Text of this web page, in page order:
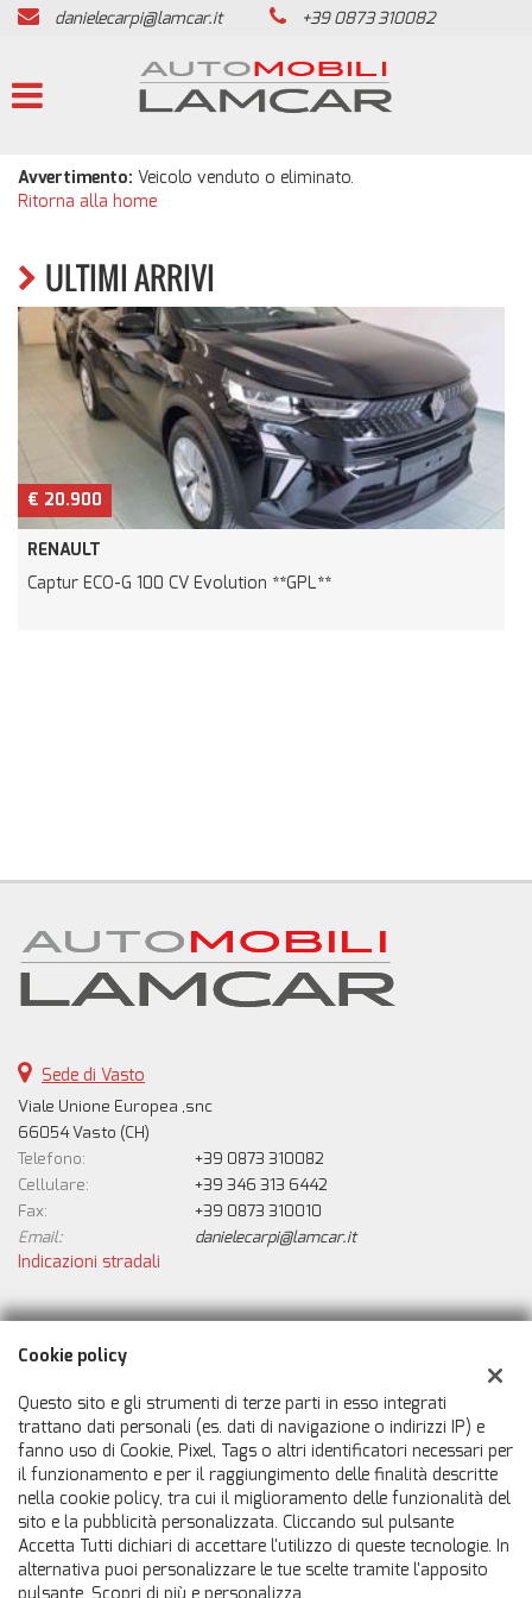
HOME
LISTA VEICOLI
PRESENTAZIONE
SERVIZI
ASSISTENZA
REVISIONE VEICOLI
CONTATTI
NEGOZIO EBAY
danielecarpi@lamcar.it +39 0873 310082
Avvertimento: Veicolo venduto o eliminato.
Ritorna alla home
ULTIMI ARRIVI
€ 20.900
RENAULT
Captur ECO-G 100 CV Evolution **GPL**
Sede di Vasto
Viale Unione Europea ,snc
66054 Vasto (CH)
Telefono:
+39 0873 310082
Cellulare:
+39 346 313 6442
Fax:
+39 0873 310010
Email:
danielecarpi@lamcar.it
Indicazioni stradali
Dati fiscali:
Automobili Lamcar Srl
Viale Unione Europea ,snc, Vasto (CH)
C.F/P.IVA: 02769510690
Registro delle imprese:CH
Cookie policy
Questo sito e gli strumenti di terze parti in esso integrati
trattano dati personali (es. dati di navigazione o indirizzi IP) e
fanno uso di Cookie, Pixel, Tags o altri identificatori necessari per
il funzionamento e per il raggiungimento delle finalità descritte
nella cookie policy, tra cui il miglioramento delle funzionalità del
sito e la pubblicità personalizzata. Cliccando sul pulsante
Accetta Tutti dichiari di accettare l'utilizzo di queste tecnologie. In
alternativa puoi personalizzare le tue scelte tramite l'apposito